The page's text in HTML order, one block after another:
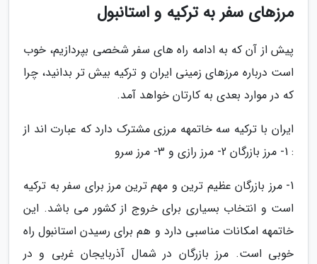
مرزهای سفر به ترکیه و استانبول
پیش از آن که به ادامه راه های سفر شخصی بپردازیم، خوب
است درباره مرزهای زمینی ایران و ترکیه بیش تر بدانید، چرا
که در موارد بعدی به کارتان خواهد آمد.
ایران با ترکیه سه خاتمهه مرزی مشترک دارد که عبارت اند از
: 1- مرز بازرگان 2- مرز رازی و 3- مرز سرو
1- مرز بازرگان عظیم ترین و مهم ترین مرز برای سفر به ترکیه
است و انتخاب بسیاری برای خروج از کشور می باشد. این
خاتمهه امکانات مناسبی دارد و هم برای رسیدن استانبول راه
خوبی است. مرز بازرگان در شمال آذربایجان غربی و در